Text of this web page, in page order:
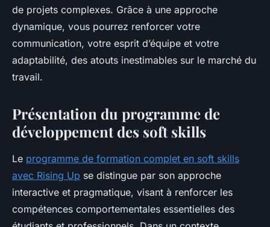
de projets complexes. Grâce à une approche
dynamique, vous pourrez renforcer votre
communication, votre esprit d’équipe et votre
adaptabilité, des atouts inestimables sur le marché du
travail.
Présentation du programme de
développement des soft skills
Le programme de formation complet en soft skills
avec Rising Up se distingue par son approche
interactive et pragmatique, visant à renforcer les
compétences comportementales essentielles des